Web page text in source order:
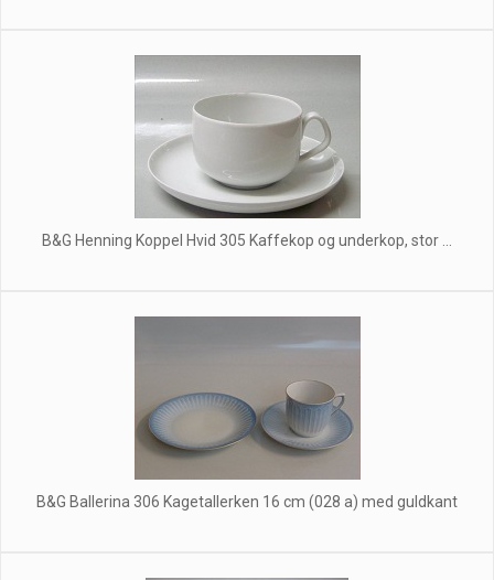
B&G Henning Koppel Hvid 305 Kaffekop og underkop, stor ...
B&G Ballerina 306 Kagetallerken 16 cm (028 a) med guldkant